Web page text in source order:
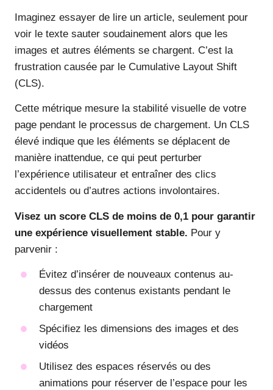
Imaginez essayer de lire un article, seulement pour
voir le texte sauter soudainement alors que les
images et autres éléments se chargent. C’est la
frustration causée par le Cumulative Layout Shift
(CLS).
Cette métrique mesure la stabilité visuelle de votre
page pendant le processus de chargement. Un CLS
élevé indique que les éléments se déplacent de
manière inattendue, ce qui peut perturber
l’expérience utilisateur et entraîner des clics
accidentels ou d’autres actions involontaires.
Visez un score CLS de moins de 0,1 pour garantir
une expérience visuellement stable. Pour y
parvenir :
Évitez d’insérer de nouveaux contenus au-
dessus des contenus existants pendant le
chargement
Spécifiez les dimensions des images et des
vidéos
Utilisez des espaces réservés ou des
animations pour réserver de l’espace pour les